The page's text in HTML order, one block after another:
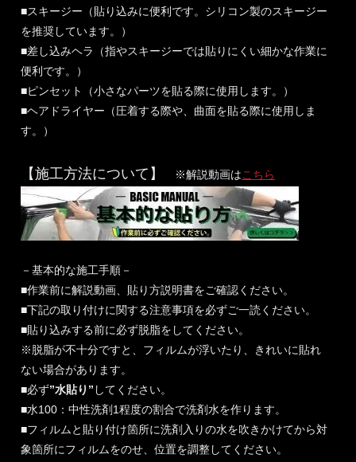
■スキージー（貼り込みに便利です。シリコン製のスキージー
を推奨しています。）
■差し込みヘラ（指やスキージーでは貼りにくい細かな作業に
便利です。）
■ピンセット（小さなパーツを貼る際に使用します。）
■ヘアドライヤー（圧着する際や、曲面を貼る際に使用しま
す。）
【施工方法について】 ※解説動画はこちら
－基本的な施工手順－
■作業前に解説動画、貼り方説明書をご確認ください。
■下記の取り付けに関する注意事項を必ずご一読ください。
■貼り込みする前に必ず脱脂をしてください。
※脱脂が不十分ですと、フィルムが浮いたり、きれいに貼れ
ない場合があります。
■必ず”水貼り” してください。
■水100：中性洗剤1程度の割合で洗剤水を作ります。
■フィルムと貼り付け箇所に洗剤入りの水を吹きかけてから対
象箇所にフィルムをのせ、位置を調整してください。